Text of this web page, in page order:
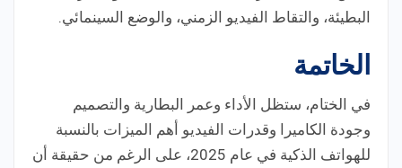
البطيئة، والتقاط الفيديو الزمني، والوضع السينمائي.
الخاتمة
في الختام، ستظل الأداء وعمر البطارية والتصميم
وجودة الكاميرا وقدرات الفيديو أهم الميزات بالنسبة
للهواتف الذكية في عام 2025، على الرغم من حقيقة أن